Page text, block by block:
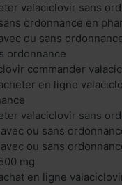
valaciclovir sans
ordonnance en
ou sans
ordonnance
commander
en ligne
valaciclovir sans
ou sans
ou sans
mg
en ligne